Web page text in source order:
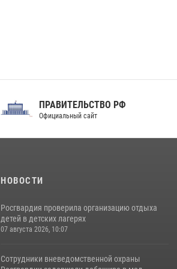
ПРАВИТЕЛЬСТВО РФ
Официальный сайт
НОВОСТИ
Росгвардия проверила организацию отдыха
детей в детских лагерях
07 августа 2026, 10:07
Сотрудники вневедомственной охраны